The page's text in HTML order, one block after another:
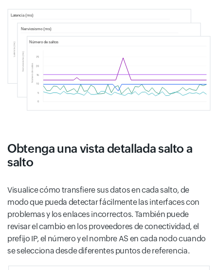
Obtenga una vista detallada salto a
salto
Visualice cómo transfiere sus datos en cada salto, de
modo que pueda detectar fácilmente las interfaces con
problemas y los enlaces incorrectos. También puede
revisar el cambio en los proveedores de conectividad, el
prefijo IP, el número y el nombre AS en cada nodo cuando
se selecciona desde diferentes puntos de referencia.